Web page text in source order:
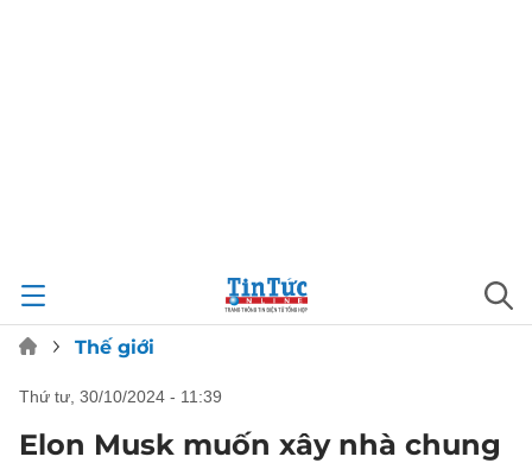
Thế giới
thứ tư, 30/10/2024 - 11:39
Elon Musk muốn xây nhà chung